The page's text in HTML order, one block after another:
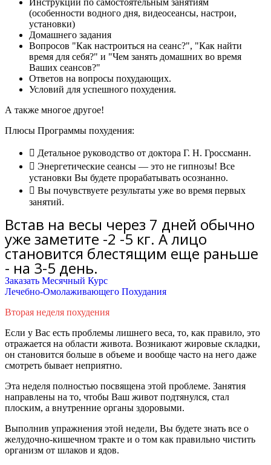
Инструкции по самостоятельным занятиям
(особенности водного дня, видеосеансы, настрои,
установки)
Домашнего задания
Вопросов "Как настроиться на сеанс?", "Как найти
время для себя?" и "Чем занять домашних во время
Ваших сеансов?"
Ответов на вопросы похудающих.
Условий для успешного похудения.
А также многое другое!
Плюсы Программы похудения:
Детальное руководство от доктора Г. Н. Гроссманн.
Энергетические сеансы — это не гипнозы! Все
установки Вы будете прорабатывать осознанно.
Вы почувствуете результаты уже во время первых
занятий.
Встав на весы через 7 дней обычно
уже заметите -2 -5 кг. А лицо
становится блестящим еще раньше
- на 3-5 день.
Заказать Месячный Курс
Лечебно-Омолаживающего Похудания
Вторая неделя похудения
Если у Вас есть проблемы лишнего веса, то, как правило, это
отражается на области живота. Возникают жировые складки,
он становится больше в объеме и вообще часто на него даже
смотреть бывает неприятно.
Эта неделя полностью посвящена этой проблеме. Занятия
направлены на то, чтобы Ваш живот подтянулся, стал
плоским, а внутренние органы здоровыми.
Выполнив упражнения этой недели, Вы будете знать все о
желудочно-кишечном тракте и о том как правильно чистить
организм от шлаков и ядов.